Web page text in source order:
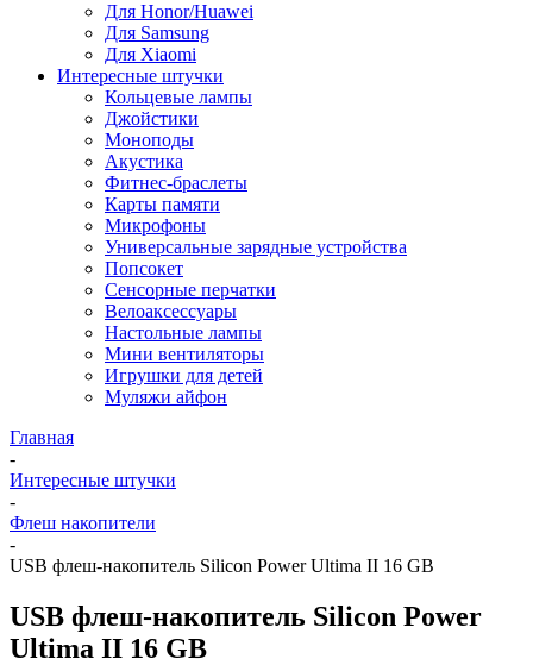
Для Honor/Huawei
Для Samsung
Для Xiaomi
Интересные штучки
Кольцевые лампы
Джойстики
Моноподы
Акустика
Фитнес-браслеты
Карты памяти
Микрофоны
Универсальные зарядные устройства
Попсокет
Сенсорные перчатки
Велоаксессуары
Настольные лампы
Мини вентиляторы
Игрушки для детей
Муляжи айфон
Главная
-
Интересные штучки
-
Флеш накопители
-
USB флеш-накопитель Silicon Power Ultima II 16 GB
USB флеш-накопитель Silicon Power
Ultima II 16 GB